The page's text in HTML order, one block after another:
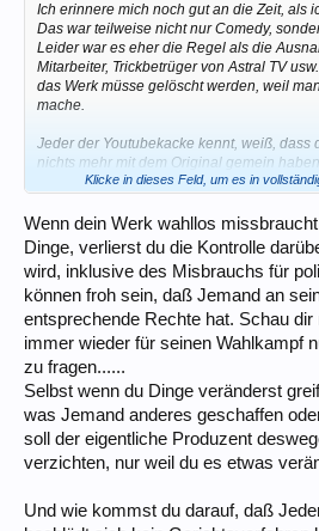
Ich erinnere mich noch gut an die Zeit, als
Das war teilweise nicht nur Comedy,
Leider war es eher die Regel als die
Mitarbeiter, Trickbetrüger von Astral TV
das Werk müsse gelöscht werden, weil
mache.
Jeder der Youtubekacke kennt, weiß, dass
nichts mehr mit dem Original gemein
verhonepiepeln und eigentlich auch laut
Jemand, der Videos im Internet hochlädt,
Gerichtsverfahren leisten und
in aller Regel gelöscht, von mir wie von
eigentliche Grund war natürlich nicht, dass
für sich ausgebeutet hätte - man verdiente
sondern, dass es Leute gab, die
deren Ego keine Kränkung ertragen
Klicke in dieses Feld, um es in
Wenn dein Werk wahllos
Dinge, verlierst du die Kontrolle
wird, inklusive des Misbrauchs für
können froh sein, daß Jemand an
entsprechende Rechte hat. Schau
immer wieder für seinen Wahlkampf
zu fragen......
Selbst wenn du Dinge veränderst
was Jemand anderes geschaffen
soll der eigentliche Produzent
verzichten, nur weil du es etwas
Und wie kommst du darauf, daß